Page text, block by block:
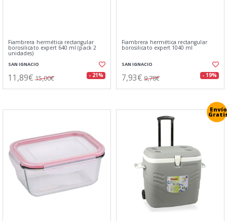
Fiambrera hermética rectangular
borosilicato expert 640 ml (pack 2
unidades)
SAN IGNACIO
11,89€ 15,00€ - 21%
Fiambrera hermética rectangular
borosilicato expert 1040 ml
SAN IGNACIO
7,93€ 9,78€ - 19%
Envío